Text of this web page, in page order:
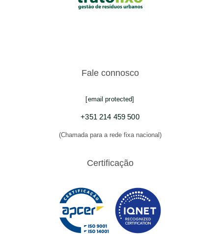
Fale connosco
[email protected]
+351 214 459 500
(Chamada para a rede fixa nacional)
Certificação